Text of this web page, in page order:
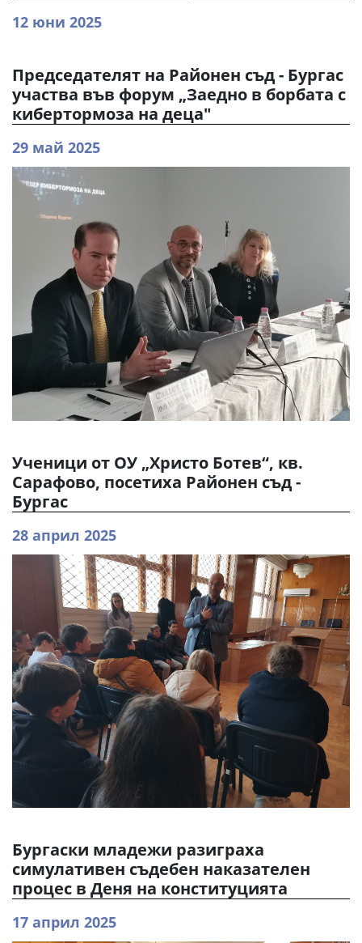
12 юни 2025
Председателят на Районен съд - Бургас
участва във форум „Заедно в борбата с
кибертормоза на деца"
29 май 2025
Ученици от ОУ „Христо Ботев“, кв.
Сарафово, посетиха Районен съд -
Бургас
28 април 2025
Бургаски младежи разиграха
симулативен съдебен наказателен
процес в Деня на конституцията
17 април 2025